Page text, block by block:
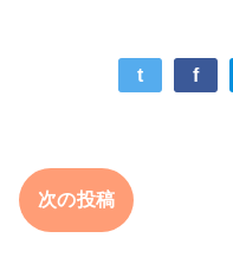
t f
次の投稿